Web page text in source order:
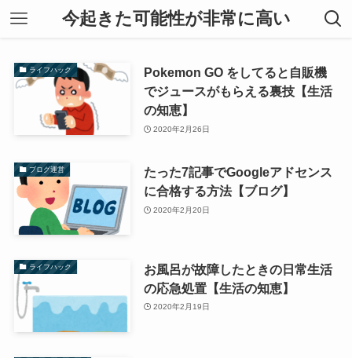
今起きた可能性が非常に高い
ライフハック
Pokemon GO をしてると自販機
でジュースがもらえる裏技【生活
の知恵】
2020年2月26日
ブログ運営
たった7記事でGoogleアドセンス
に合格する方法【ブログ】
2020年2月20日
ライフハック
お風呂が故障したときの日常生活
の応急処置【生活の知恵】
2020年2月19日